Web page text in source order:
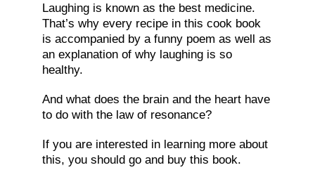
Laughing is known as the best medicine.
That’s why every recipe in this cook book
is accompanied by a funny poem as well as
an explanation of why laughing is so
healthy.
And what does the brain and the heart have
to do with the law of resonance?
If you are interested in learning more about
this, you should go and buy this book.